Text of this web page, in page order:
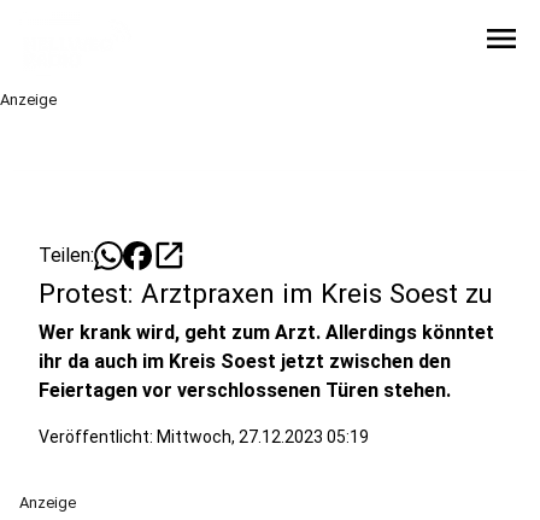
menu
Anzeige
Teilen: open_in_new
Protest: Arztpraxen im Kreis Soest zu
Wer krank wird, geht zum Arzt. Allerdings könntet
ihr da auch im Kreis Soest jetzt zwischen den
Feiertagen vor verschlossenen Türen stehen.
Veröffentlicht: Mittwoch, 27.12.2023 05:19
Anzeige